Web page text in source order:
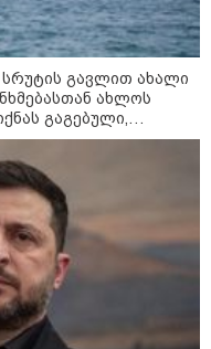
რიგები და
- რა
2026
და რუსმა ყოფილმა
უკრაინაში
გამართეს - რა
შეხვედრაზე
სრუტის გავლით ახალი
ახლოს
გაგებული,
გახსნა